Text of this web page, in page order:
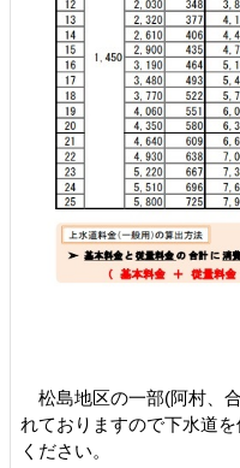
松島地区の一部(阿村、
れておりますので下水道
ください。